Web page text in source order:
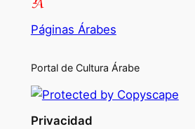
Páginas Árabes
Portal de Cultura Árabe
Privacidad